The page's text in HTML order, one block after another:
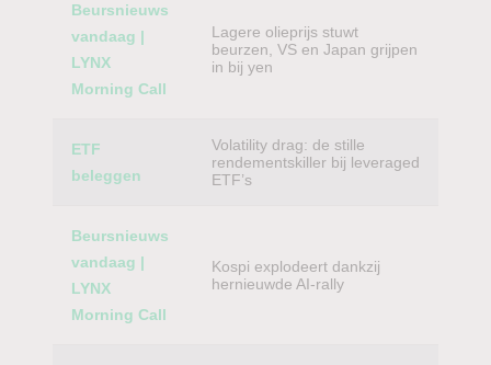
Beursnieuws
vandaag |
LYNX
Morning Call
Lagere olieprijs stuwt
beurzen, VS en Japan grijpen
in bij yen
ETF
beleggen
Volatility drag: de stille
rendementskiller bij leveraged
ETF’s
Beursnieuws
vandaag |
LYNX
Morning Call
Kospi explodeert dankzij
hernieuwde AI-rally